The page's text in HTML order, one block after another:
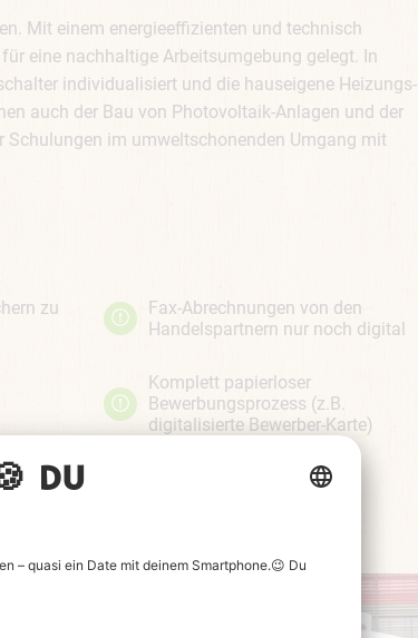
Mit einem energieeffizienten und technisch
eine nachhaltige Arbeitsumgebung gelegt. In
individualisiert und die hauseigene Heizungs-
auch der Bau von Photovoltaik-Anlagen und der
im umweltschonenden Umgang mit
zu
Fax-Abrechnungen von den
Handelspartnern nur noch digital
Komplett papierloser
Bewerbungsprozess (z.B.
digitalisierte Bewerber-Karte)